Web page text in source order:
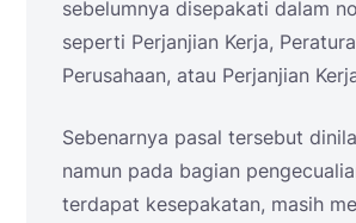
sebelumnya disepakati dalam
seperti Perjanjian Kerja,
Perusahaan, atau Perjanjian
Sebenarnya pasal tersebut
namun pada bagian
terdapat kesepakatan, masih